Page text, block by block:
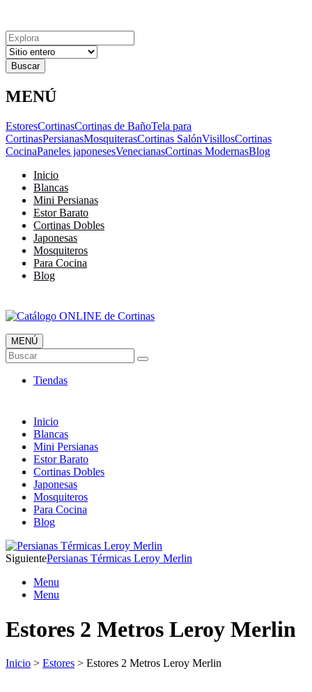
Resultados
para
MENÚ
EstoresCortinasCortinas de BañoTela para
CortinasPersianasMosquiterasCortinas SalónVisillosCortinas
CocinaPaneles japonesesVenecianasCortinas ModernasBlog
Inicio
Blancas
Mini Persianas
Estor Barato
Cortinas Dobles
Japonesas
Mosquiteros
Para Cocina
Blog
Catálogo ONLINE de Cortinas
Al mejor Precio
MENÚ
Buscar
Tiendas
Inicio
Blancas
Mini Persianas
Estor Barato
Cortinas Dobles
Japonesas
Mosquiteros
Para Cocina
Blog
SiguientePersianas Térmicas Leroy Merlin
Menu
Menu
Estores 2 Metros Leroy Merlin
Inicio > Estores > Estores 2 Metros Leroy Merlin